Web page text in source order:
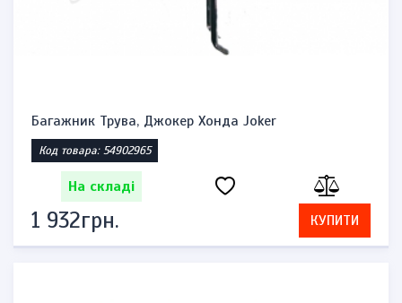
Багажник Трува, Джокер Хонда Joker
Код товара: 54902965
На складі
1 932грн. КУПИТИ